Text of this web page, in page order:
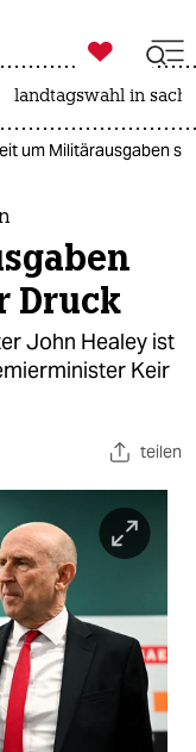

taz zahl ich
landtagswahl in
um Militärausgaben
Druck
John Healey ist
Keir
teilen